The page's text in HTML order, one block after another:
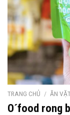
TRANG CHỦ / ĂN
O´food rong